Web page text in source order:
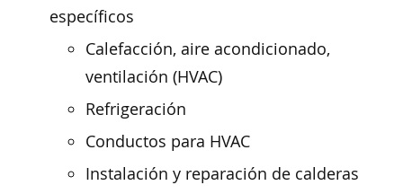
específicos
Calefacción, aire acondicionado,
ventilación (HVAC)
Refrigeración
Conductos para HVAC
Instalación y reparación de calderas